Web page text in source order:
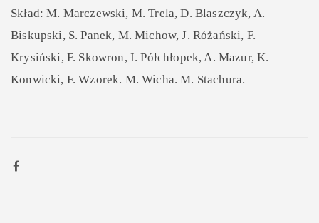
Skład: M. Marczewski, M. Trela, D. Blaszczyk, A.
Biskupski, S. Panek, M. Michow, J. Różański, F.
Krysiński, F. Skowron, I. Półchłopek, A. Mazur, K.
Konwicki, F. Wzorek. M. Wicha. M. Stachura.